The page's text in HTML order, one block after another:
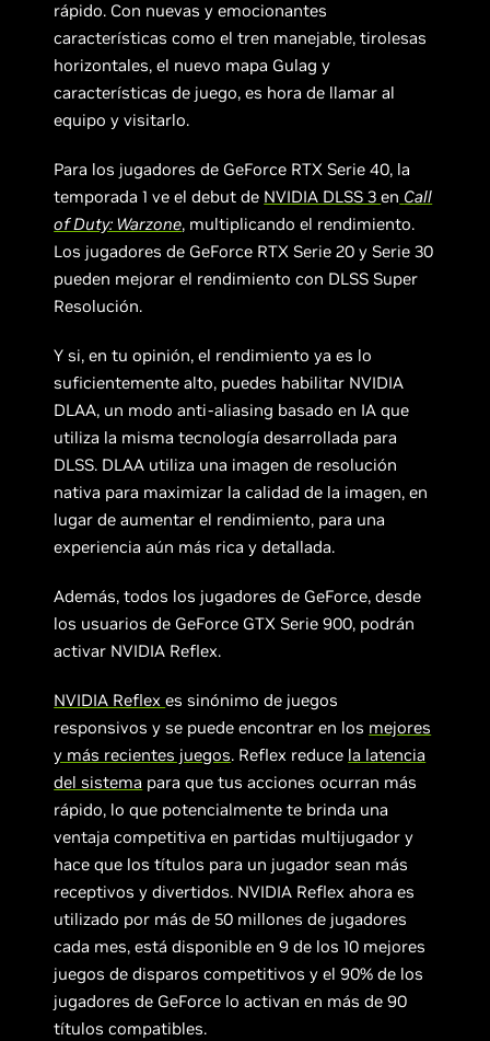
rápido. Con nuevas y emocionantes
características como el tren manejable, tirolesas
horizontales, el nuevo mapa Gulag y
características de juego, es hora de llamar al
equipo y visitarlo.
Para los jugadores de GeForce RTX Serie 40, la
temporada 1 ve el debut de NVIDIA DLSS 3en Call
of Duty: Warzone, multiplicando el rendimiento.
Los jugadores de GeForce RTX Serie 20 y Serie 30
pueden mejorar el rendimiento con DLSS Super
Resolución.
Y si, en tu opinión, el rendimiento ya es lo
suficientemente alto, puedes habilitar NVIDIA
DLAA, un modo anti-aliasing basado en IA que
utiliza la misma tecnología desarrollada para
DLSS. DLAA utiliza una imagen de resolución
nativa para maximizar la calidad de la imagen, en
lugar de aumentar el rendimiento, para una
experiencia aún más rica y detallada.
Además, todos los jugadores de GeForce, desde
los usuarios de GeForce GTX Serie 900, podrán
activar NVIDIA Reflex.
NVIDIA Reflexes sinónimo de juegos
responsivos y se puede encontrar en los mejores
y más recientes juegos. Reflex reduce la latencia
del sistema para que tus acciones ocurran más
rápido, lo que potencialmente te brinda una
ventaja competitiva en partidas multijugador y
hace que los títulos para un jugador sean más
receptivos y divertidos. NVIDIA Reflex ahora es
utilizado por más de 50 millones de jugadores
cada mes, está disponible en 9 de los 10 mejores
juegos de disparos competitivos y el 90% de los
jugadores de GeForce lo activan en más de 90
títulos compatibles.